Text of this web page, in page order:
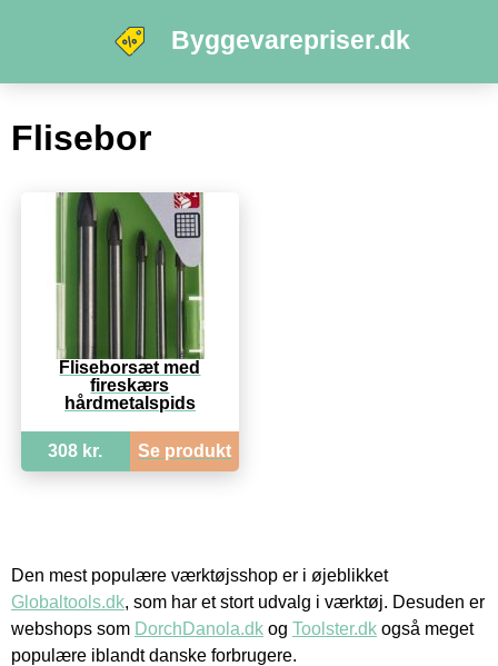
Byggevarepriser.dk
Flisebor
Fliseborsæt med
fireskærs
hårdmetalspids
308 kr. Se produkt
Den mest populære værktøjsshop er i øjeblikket
Globaltools.dk, som har et stort udvalg i værktøj. Desuden er
webshops som DorchDanola.dk og Toolster.dk også meget
populære iblandt danske forbrugere.